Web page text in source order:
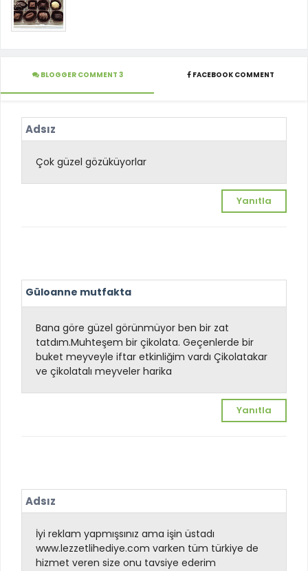
BLOGGER COMMENT 3 FACEBOOK COMMENT
Adsız
Çok güzel gözüküyorlar
Yanıtla
Güloanne mutfakta
Bana göre güzel görünmüyor ben bir zat
tatdım.Muhteşem bir çikolata. Geçenlerde bir
buket meyveyle iftar etkinliğim vardı Çikolatakar
ve çikolatalı meyveler harika
Yanıtla
Adsız
İyi reklam yapmışsınız ama işin üstadı
www.lezzetlihediye.com varken tüm türkiye de
hizmet veren size onu tavsiye ederim